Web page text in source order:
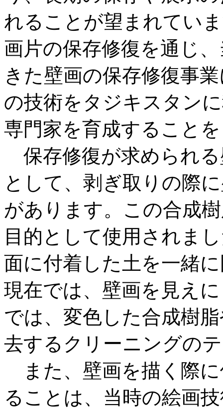
れることが望まれてい
画片の保存修復を通じ
きた壁画の保存修復事
の技術をタジキスタン
専門家を育成すること
保存修復が求められ
として、剥ぎ取りの際
があります。この合成
目的として使用されま
面に付着した土を一緒
現在では、壁画を見え
では、変色した合成樹
去するクリーニングの
また、壁画を描く際
ることは、当時の絵画